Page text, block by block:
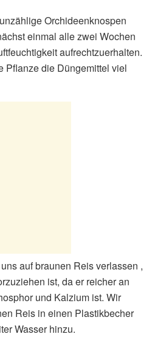
Orchideenknospen
einmal alle zwei Wochen
aufrechtzuerhalten.
Pflanze die Düngemittel viel
auf braunen Reis verlassen ,
ist, da er reicher an
und Kalzium ist. Wir
Reis in einen Plastikbecher
Wasser hinzu.